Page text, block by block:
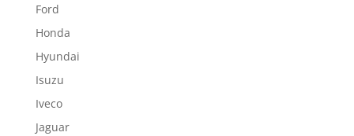
Ford
Honda
Hyundai
Isuzu
Iveco
Jaguar